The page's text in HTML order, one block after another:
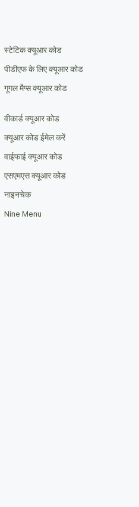
स्टेटिक क्यूआर कोड
पीडीएफ के लिए क्यूआर कोड
गूगल मैप्स क्यूआर कोड
वीकार्ड क्यूआर कोड
क्यूआर कोड ईमेल करें
वाईफाई क्यूआर कोड
एसएमएस क्यूआर कोड
नाइनचेक
Nine Menu